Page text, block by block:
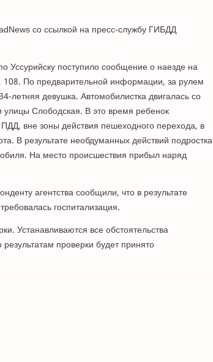
со ссылкой на пресс-службу ГИБДД
поступило сообщение о наезде на
108. По предварительной информации, за рулем
летняя девушка. Автомобилистка двигалась со
Слободская. В это время ребенок
вне зоны действия пешеходного перехода, в
В результате необдуманных действий подростка
На место происшествия прибыл наряд
агентства сообщили, что в результате
госпитализация.
Устанавливаются все обстоятельства
проверки будет принято